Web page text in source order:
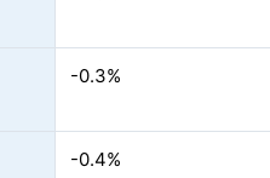
-0.3%
-0.4%